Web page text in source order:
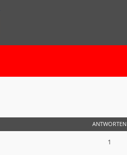
ANTWORTEN
1